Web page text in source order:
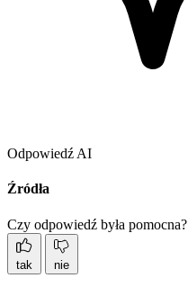
Odpowiedź AI
Źródła
Czy odpowiedź była pomocna?
tak nie